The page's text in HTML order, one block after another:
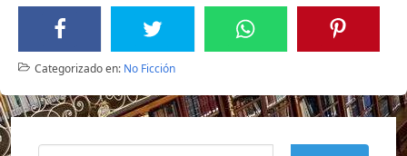
Categorizado en: No Ficción